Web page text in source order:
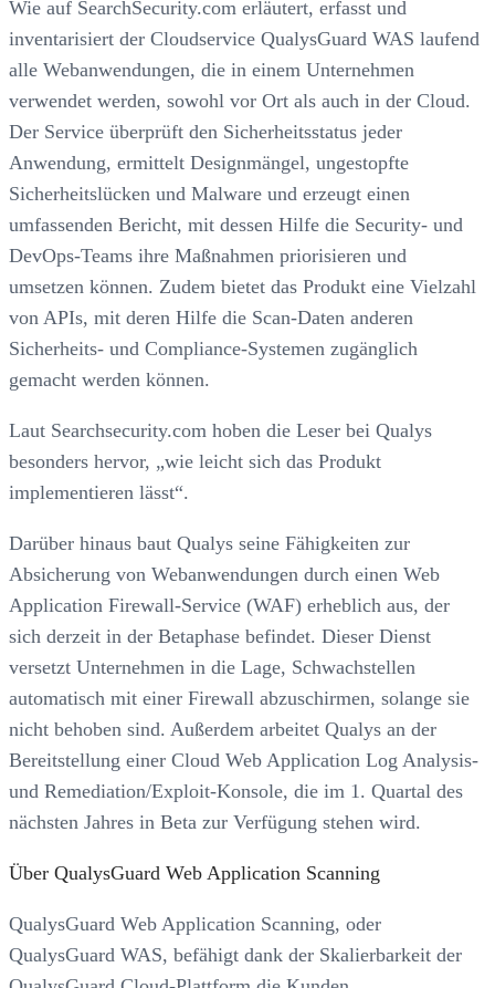
Wie auf SearchSecurity.com erläutert, erfasst und
inventarisiert der Cloudservice QualysGuard WAS laufend
alle Webanwendungen, die in einem Unternehmen
verwendet werden, sowohl vor Ort als auch in der Cloud.
Der Service überprüft den Sicherheitsstatus jeder
Anwendung, ermittelt Designmängel, ungestopfte
Sicherheitslücken und Malware und erzeugt einen
umfassenden Bericht, mit dessen Hilfe die Security- und
DevOps-Teams ihre Maßnahmen priorisieren und
umsetzen können. Zudem bietet das Produkt eine Vielzahl
von APIs, mit deren Hilfe die Scan-Daten anderen
Sicherheits- und Compliance-Systemen zugänglich
gemacht werden können.
Laut Searchsecurity.com hoben die Leser bei Qualys
besonders hervor, „wie leicht sich das Produkt
implementieren lässt“.
Darüber hinaus baut Qualys seine Fähigkeiten zur
Absicherung von Webanwendungen durch einen Web
Application Firewall-Service (WAF) erheblich aus, der
sich derzeit in der Betaphase befindet. Dieser Dienst
versetzt Unternehmen in die Lage, Schwachstellen
automatisch mit einer Firewall abzuschirmen, solange sie
nicht behoben sind. Außerdem arbeitet Qualys an der
Bereitstellung einer Cloud Web Application Log Analysis-
und Remediation/Exploit-Konsole, die im 1. Quartal des
nächsten Jahres in Beta zur Verfügung stehen wird.
Über QualysGuard Web Application Scanning
QualysGuard Web Application Scanning, oder
QualysGuard WAS, befähigt dank der Skalierbarkeit der